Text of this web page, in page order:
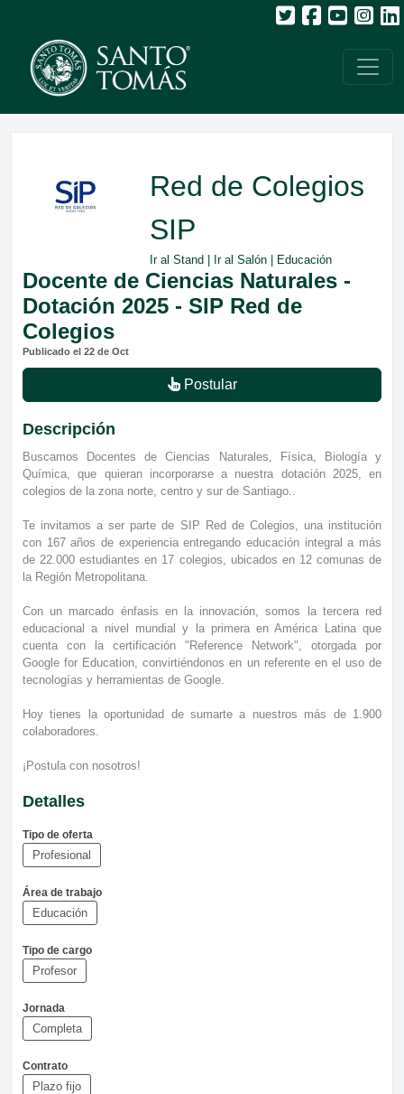
Red de Colegios
SIP
Ir al Stand Ir al Salón| Educación
Docente de Ciencias Naturales -
Dotación 2025 - SIP Red de
Colegios
Publicado el 22 de Oct
Postular
Descripción
Buscamos Docentes de Ciencias Naturales, Física, Biología y
Química, que quieran incorporarse a nuestra dotación 2025, en
colegios de la zona norte, centro y sur de Santiago..
Te invitamos a ser parte de SIP Red de Colegios, una institución
con 167 años de experiencia entregando educación integral a más
de 22.000 estudiantes en 17 colegios, ubicados en 12 comunas de
la Región Metropolitana.
Con un marcado énfasis en la innovación, somos la tercera red
educacional a nivel mundial y la primera en América Latina que
cuenta con la certificación "Reference Network", otorgada por
Google for Education, convirtiéndonos en un referente en el uso de
tecnologías y herramientas de Google.
Hoy tienes la oportunidad de sumarte a nuestros más de 1.900
colaboradores.
¡Postula con nosotros!
Detalles
Tipo de oferta
Profesional
Área de trabajo
Educación
Tipo de cargo
Profesor
Jornada
Completa
Contrato
Plazo fijo